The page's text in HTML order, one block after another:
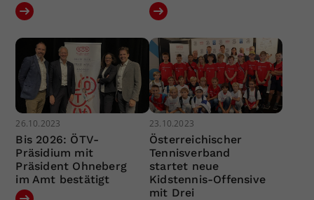
26.10.2023
Bis 2026: ÖTV-
Präsidium mit
Präsident Ohneberg
im Amt bestätigt
23.10.2023
Österreichischer
Tennisverband
startet neue
Kidstennis-Offensive
mit Drei